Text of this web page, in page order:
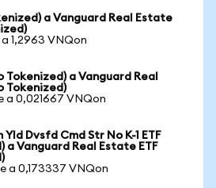
a Vanguard Real Estate
1,2963 VNQon
Tokenized) a Vanguard Real
Tokenized)
a 0,021667 VNQon
Yld Dvsfd Cmd Str No K-1 ETF
a Vanguard Real Estate ETF
a 0,173337 VNQon